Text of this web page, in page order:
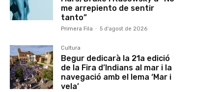
me arrepiento de sentir
tanto”
Primera Fila - 5 d'agost de 2026
Cultura
Begur dedicarà la 21a edició
de la Fira d’Indians al mar i la
navegació amb el lema ‘Mar i
vela’